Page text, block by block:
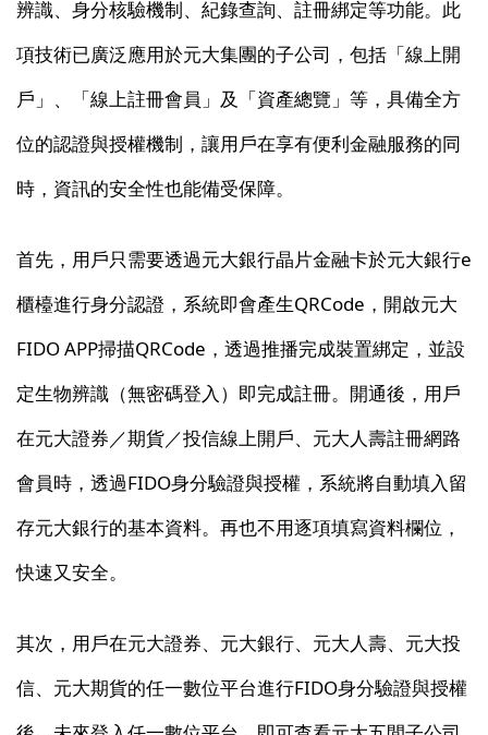
辨識、身分核驗機制、紀錄查詢、註冊綁定等功能。此
項技術已廣泛應用於元大集團的子公司，包括「線上開
戶」、「線上註冊會員」及「資產總覽」等，具備全方
位的認證與授權機制，讓用戶在享有便利金融服務的同
時，資訊的安全性也能備受保障。
首先，用戶只需要透過元大銀行晶片金融卡於元大銀行e
櫃檯進行身分認證，系統即會產生QRCode，開啟元大
FIDO APP掃描QRCode，透過推播完成裝置綁定，並設
定生物辨識（無密碼登入）即完成註冊。開通後，用戶
在元大證券／期貨／投信線上開戶、元大人壽註冊網路
會員時，透過FIDO身分驗證與授權，系統將自動填入留
存元大銀行的基本資料。再也不用逐項填寫資料欄位，
快速又安全。
其次，用戶在元大證券、元大銀行、元大人壽、元大投
信、元大期貨的任一數位平台進行FIDO身分驗證與授權